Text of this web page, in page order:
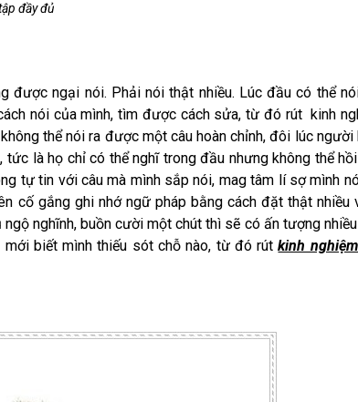
đầy đủ
được ngại nói. Phải nói thật nhiều. Lúc đầu có thể
nói của mình, tìm được cách sửa, từ đó rút kinh
thể nói ra được một câu hoàn chỉnh, đôi lúc người
là họ chỉ có thể nghĩ trong đầu nhưng không thể
tự tin với câu mà mình sắp nói, mag tâm lí sợ mình
cố gắng ghi nhớ ngữ pháp bằng cách đặt thật nhiều
nghĩnh, buồn cười một chút thì sẽ có ấn tượng nhiều
mới biết mình thiếu sót chỗ nào, từ đó rútkinh